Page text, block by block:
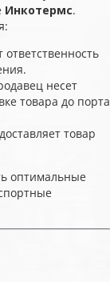
Инкотермс.
несет
товара до порта
товар
оптимальные